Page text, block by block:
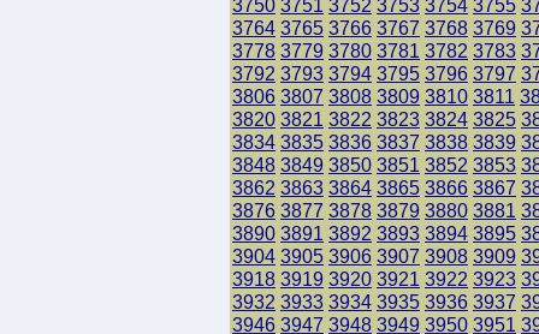
3750 3751 3752 3753 3754 3755
3764 3765 3766 3767 3768 3769
3778 3779 3780 3781 3782 3783
3792 3793 3794 3795 3796 3797
3806 3807 3808 3809 3810 3811
3820 3821 3822 3823 3824 3825
3834 3835 3836 3837 3838 3839
3848 3849 3850 3851 3852 3853
3862 3863 3864 3865 3866 3867
3876 3877 3878 3879 3880 3881
3890 3891 3892 3893 3894 3895
3904 3905 3906 3907 3908 3909
3918 3919 3920 3921 3922 3923
3932 3933 3934 3935 3936 3937
3946 3947 3948 3949 3950 3951